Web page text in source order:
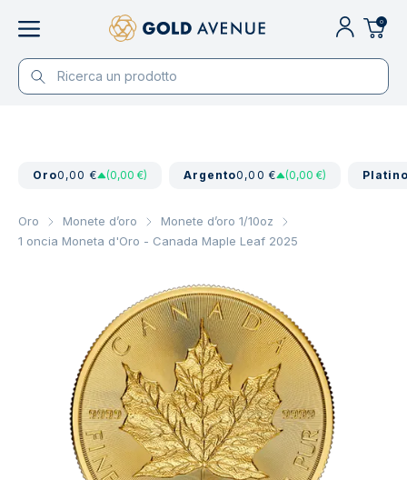
0
Oro0,00 € (0,00 €) Argento0,00 € (0,00 €)
Oro Monete d’oro
Monete d’oro 1/10oz
1 oncia Moneta d'Oro - Canada Maple Leaf 2025